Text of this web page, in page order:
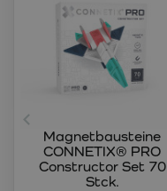
Magnetbausteine
CONNETIX® PRO
Constructor Set 70
Stck.